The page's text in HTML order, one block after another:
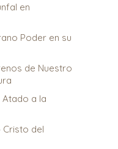
en
Poder en su
de Nuestro
Atado a la
Cristo del